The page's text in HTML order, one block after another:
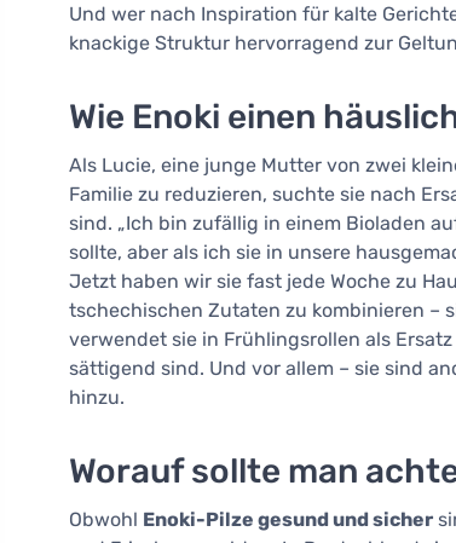
Und wer nach Inspiration für kalte
knackige Struktur hervorragend zur
Wie Enoki einen
Als Lucie, eine junge Mutter von zwei
Familie zu reduzieren, suchte sie nach
sind. „Ich bin zufällig in einem Bioladen
sollte, aber als ich sie in unsere
Jetzt haben wir sie fast jede Woche zu
tschechischen Zutaten zu kombinieren –
verwendet sie in Frühlingsrollen als
sättigend sind. Und vor allem – sie sind
hinzu.
Worauf sollte man
Obwohl Enoki-Pilze gesund und sicher